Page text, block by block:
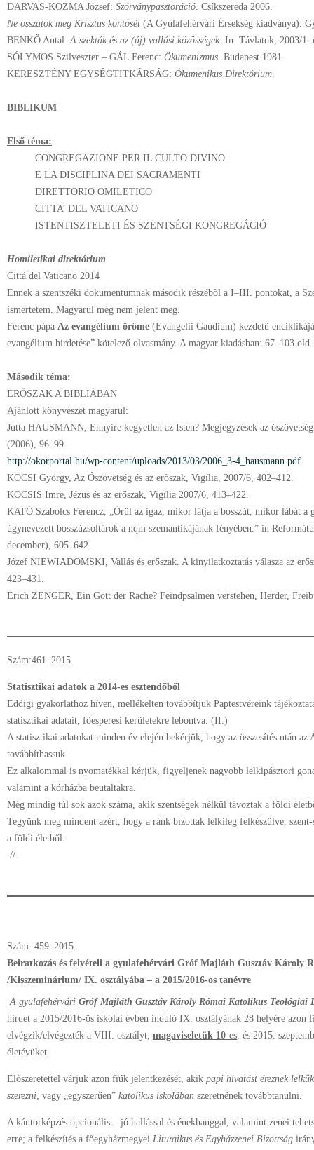
DARVAS-KOZMA József: Szórványpasztoráció. Csíkszereda 2006.
Ne osszátok meg Krisztus köntösét (A Gyulafehérvári Érsekség kiadványa).
BENKŐ Antal:A szekták és az (új) vallási közösségek. In. Távlatok, 2003/1.
SÓLYMOS Szilveszter – GÁL Ferenc: Ökumenizmus. Budapest 1981.
KERESZTÉNY EGYSÉGTITKÁRSÁG: Ökumenikus Direktórium.
BIBLIKUM
Első téma:
CONGREGAZIONE PER IL CULTO DIVINO
E LA DISCIPLINA DEI SACRAMENTI
DIRETTORIO OMILETICO
CITTA’ DEL VATICANO
ISTENTISZTELETI ÉS SZENTSÉGI KONGREGÁCIÓ
Homiletikai direktórium
Cittá del Vaticano 2014
Ennek a szentszéki dokumentumnak második részéből a I–III. pontokat, a
ismertetem. Magyarul még nem jelent meg.
Ferenc pápa Az evangélium öröme (Evangelii Gaudium) kezdetű
evangélium hirdetése” kötelező olvasmány. A magyar kiadásban: 67–103 old.
Második téma:
ERŐSZAK A BIBLIÁBAN
Ajánlott könyvészet magyarul:
Jutta HAUSMANN, Ennyire kegyetlen az Isten? Megjegyzések az
(2006), 96–99.
http://okorportal.hu/wp-content/uploads/2013/03/2006_3-4_hausmann.pdf
KOCSI György, Az Ószövetség és az erőszak, Vigília, 2007/6, 402–412.
KOCSIS Imre, Jézus és az erőszak, Vigília 2007/6, 413–422.
KATÓ Szabolcs Ferencz, „Örül az igaz, mikor látja a bosszút, mikor lábát a
úgynevezett bosszúzsoltárok a nqm szemantikájának fényében.” in
december), 605–642.
Józef NIEWIADOMSKI, Vallás és erőszak. A kinyilatkoztatás válasza az
423–431.
Erich ZENGER, Ein Gott der Rache? Feindpsalmen verstehen, Herder,
Szám:461–2015.
Statisztikai adatok a 2014-es esztendőből
Eddigi gyakorlathoz híven, mellékelten továbbítjuk Paptestvéreink
statisztikai adatait, főesperesi kerületekre lebontva. (II.)
A statisztikai adatokat minden év elején bekérjük, hogy az összesítés után az
továbbíthassuk.
Ez alkalommal is nyomatékkal kérjük, figyeljenek nagyobb lelkipásztori
valamint a kórházba beutaltakra.
Még mindig túl sok azok száma, akik szentségek nélkül távoztak a földi
Tegyünk meg mindent azért, hogy a ránk bízottak lelkileg felkészülve, szent-
a földi életből.
.//.
Szám: 459–2015.
Beiratkozás és felvételi a gyulafehérvári Gróf Majláth Gusztáv Károly
/Kisszeminárium/ IX. osztályába – a 2015/2016-os tanévre
A gyulafehérvári Gróf Majláth Gusztáv Károly Római Katolikus Teológiai
hirdet a 2015/2016-ös iskolai évben induló IX. osztályának 28 helyére azon
elvégzik/elvégezték a VIII. osztályt, magaviseletük 10-es, és 2015.
életévüket.
Előszeretettel várjuk azon fiúk jelentkezését, akik papi hivatást éreznek
szerezni, vagy „egyszerűen” katolikus iskolában szeretnének továbbtanulni.
A kántorképzés opcionális – jó hallással és énekhanggal, valamint zenei
erre; a felkészítés a főegyházmegyei Liturgikus és Egyházzenei Bizottság